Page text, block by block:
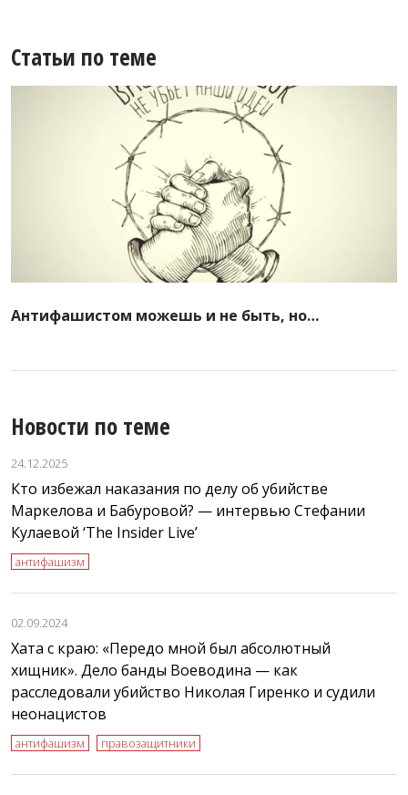
Статьи по теме
Антифашистом можешь и не быть, но…
Новости по теме
24.12.2025
Кто избежал наказания по делу об убийстве
Маркелова и Бабуровой? — интервью Стефании
Кулаевой ‘The Insider Live’
антифашизм
02.09.2024
Хата с краю: «Передо мной был абсолютный
хищник». Дело банды Воеводина — как
расследовали убийство Николая Гиренко и судили
неонацистов
антифашизм правозащитники